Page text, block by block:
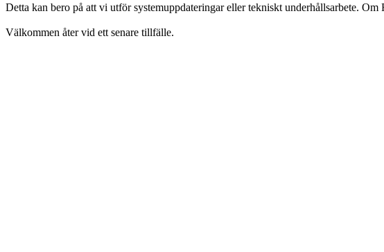
Detta kan bero på att vi utför systemuppdateringar eller tekniskt underhållsarbete.
Välkommen åter vid ett senare tillfälle.